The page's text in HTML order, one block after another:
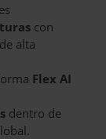
con
alta
Flex AI
dentro de